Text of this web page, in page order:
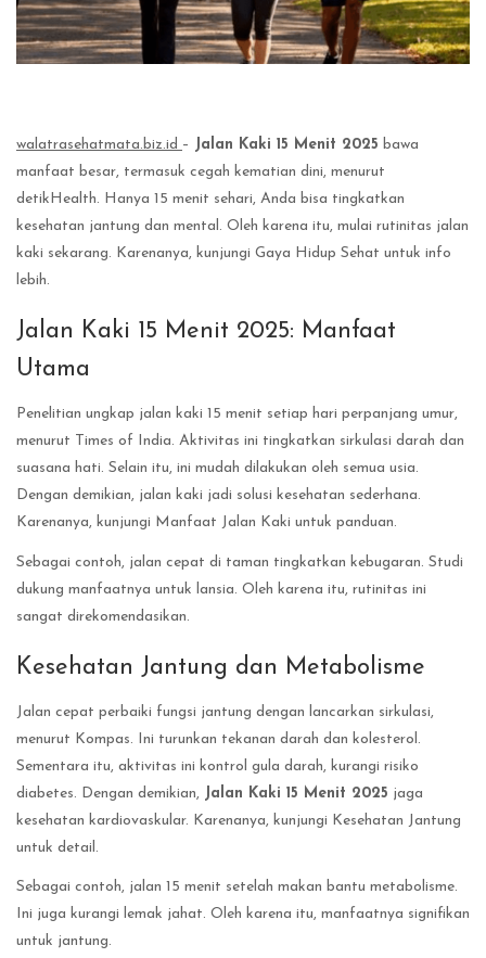
walatrasehatmata.biz.id – Jalan Kaki 15 Menit 2025 bawa
manfaat besar, termasuk cegah kematian dini, menurut
detikHealth. Hanya 15 menit sehari, Anda bisa tingkatkan
kesehatan jantung dan mental. Oleh karena itu, mulai rutinitas jalan
kaki sekarang. Karenanya, kunjungi Gaya Hidup Sehat untuk info
lebih.
Jalan Kaki 15 Menit 2025: Manfaat
Utama
Penelitian ungkap jalan kaki 15 menit setiap hari perpanjang umur,
menurut Times of India. Aktivitas ini tingkatkan sirkulasi darah dan
suasana hati. Selain itu, ini mudah dilakukan oleh semua usia.
Dengan demikian, jalan kaki jadi solusi kesehatan sederhana.
Karenanya, kunjungi Manfaat Jalan Kaki untuk panduan.
Sebagai contoh, jalan cepat di taman tingkatkan kebugaran. Studi
dukung manfaatnya untuk lansia. Oleh karena itu, rutinitas ini
sangat direkomendasikan.
Kesehatan Jantung dan Metabolisme
Jalan cepat perbaiki fungsi jantung dengan lancarkan sirkulasi,
menurut Kompas. Ini turunkan tekanan darah dan kolesterol.
Sementara itu, aktivitas ini kontrol gula darah, kurangi risiko
diabetes. Dengan demikian, Jalan Kaki 15 Menit 2025 jaga
kesehatan kardiovaskular. Karenanya, kunjungi Kesehatan Jantung
untuk detail.
Sebagai contoh, jalan 15 menit setelah makan bantu metabolisme.
Ini juga kurangi lemak jahat. Oleh karena itu, manfaatnya signifikan
untuk jantung.